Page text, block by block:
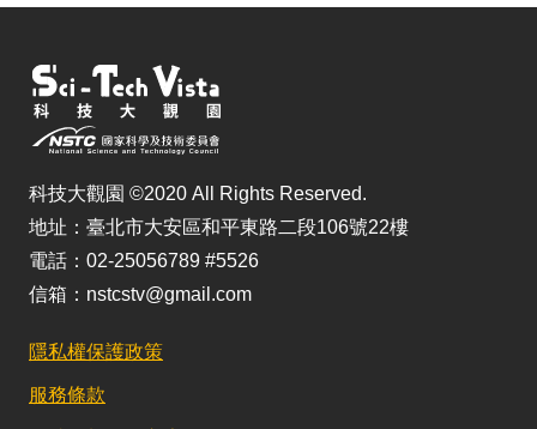
科技大觀園 ©2020 All Rights Reserved.
地址：臺北市大安區和平東路二段106號22樓
電話：02-25056789 #5526
信箱：nstcstv@gmail.com
隱私權保護政策
服務條款